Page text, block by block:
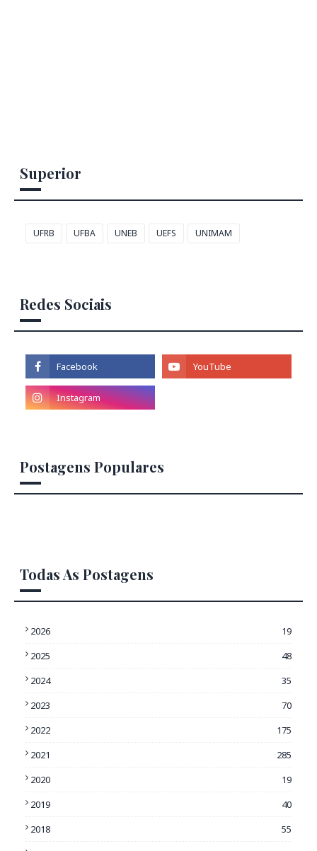
Superior
UFRB UFBA UNEB UEFS UNIMAM
Redes Sociais
Postagens Populares
Todas As Postagens
2026
19
2025
48
2024
35
2023
70
2022
175
2021
285
2020
19
2019
40
2018
55